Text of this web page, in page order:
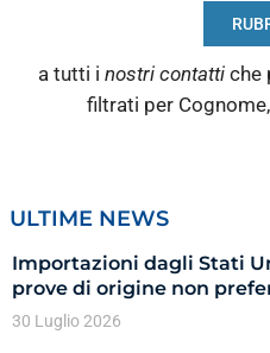
a tutti i nostri contatti che
filtrati per
ULTIME NEWS
Importazioni dagli Stati
prove di origine non
30 Luglio 2026